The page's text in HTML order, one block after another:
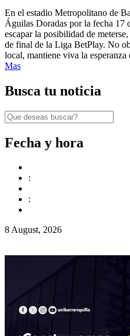
En el estadio Metropolitano de
Águilas Doradas por la fecha 17
escapar la posibilidad de
de final de la Liga BetPlay. No
local, mantiene viva la
Mas
Busca tu noticia
Fecha y hora
:
:
8 August, 2026